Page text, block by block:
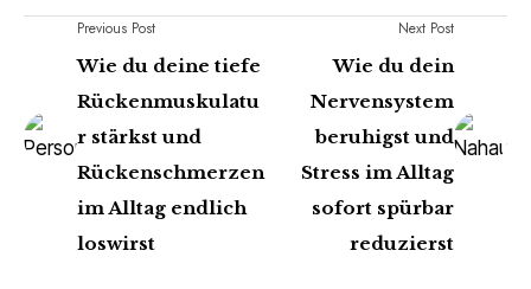
Previous Post
Wie du deine tiefe
Rückenmuskulatu
r stärkst und
Rückenschmerzen
im Alltag endlich
loswirst
Next Post
Wie du dein
Nervensystem
beruhigst und
Stress im Alltag
sofort spürbar
reduzierst